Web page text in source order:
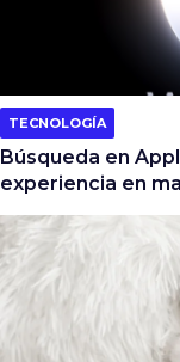
TECNOLOGÍA
Búsqueda en
experiencia en